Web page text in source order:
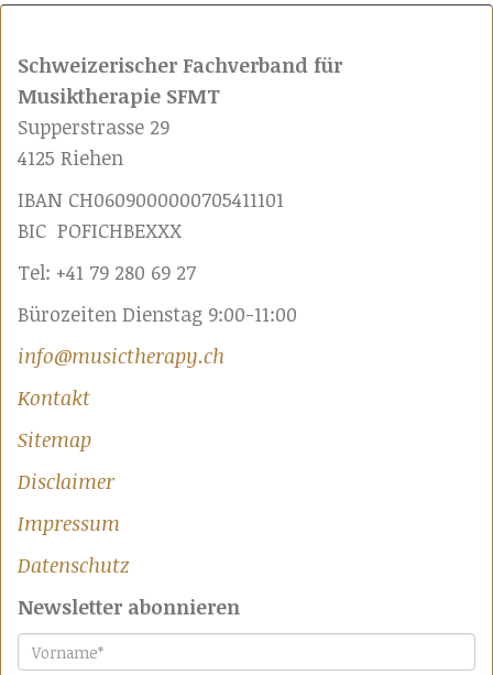
Schweizerischer Fachverband für
Musiktherapie SFMT
Supperstrasse 29
4125 Riehen
IBAN CH0609000000705411101
BIC POFICHBEXXX
Tel: +41 79 280 69 27
Bürozeiten Dienstag 9:00-11:00
info@musictherapy.ch
Kontakt
Sitemap
Disclaimer
Impressum
Datenschutz
Newsletter abonnieren
Vorname